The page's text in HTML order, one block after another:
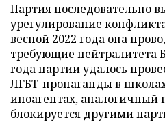
Партия последовательно
урегулирование
весной 2022 года она
требующие нейтралитета
года партии удалось
ЛГБТ-пропаганды в
иноагентах, аналогичный
блокируется другими